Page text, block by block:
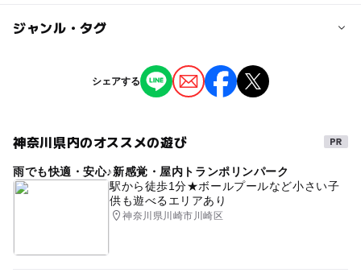
親子10組み限定(申し込み先着順)
予約/応募
最終応募締切 2018-7-9(月)
応募方法
子供の料金
ジャンル・タグ
赤ちゃん 写真 フォトスタジオ
シェアする
神奈川県内のオススメの遊び
雨でも快適・安心♪新感覚・屋内トランポリンパーク
駅から徒歩1分★ボールプールなど小さい子
供も遊べるエリアあり
神奈川県川崎市川崎区